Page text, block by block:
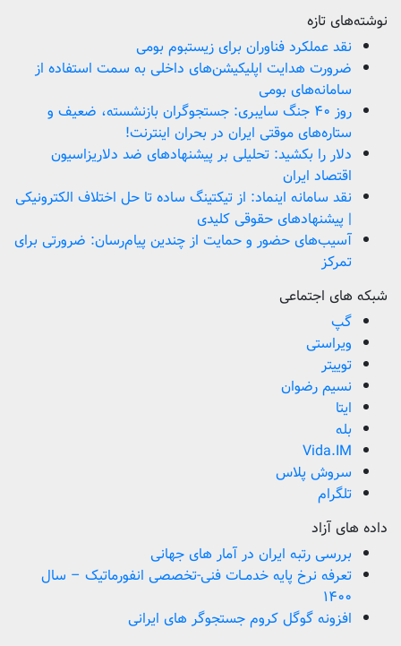
نوشته‌های تازه
نقد عملکرد فناوران برای زیستبوم بومی
ضرورت هدایت اپلیکیشن‌های داخلی به سمت استفاده از
سامانه‌های بومی
روز ۴۰ جنگ سایبری: جستجوگران بازنشسته، ضعیف و
ستاره‌های موقتی ایران در بحران اینترنت!
دلار را بکشید: تحلیلی بر پیشنهادهای ضد دلاریزاسیون
اقتصاد ایران
نقد سامانه اینماد: از تیکتینگ ساده تا حل اختلاف الکترونیکی
| پیشنهادهای حقوقی کلیدی
آسیب‌های حضور و حمایت از چندین پیام‌رسان: ضرورتی برای
تمرکز
شبکه های اجتماعی
گپ
ویراستی
توییتر
نسیم رضوان
ایتا
بله
Vida.IM
سروش پلاس
تلگرام
داده های آزاد
بررسی رتبه ایران در آمار های جهانی
تعرفه نرخ پایه خدمــات فنی-تخصصی انفورماتیک – سال
۱۴۰۰
افزونه گوگل کروم جستجوگر های ایرانی